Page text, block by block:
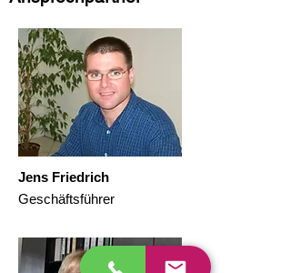
Jens Friedrich
Geschäftsführer